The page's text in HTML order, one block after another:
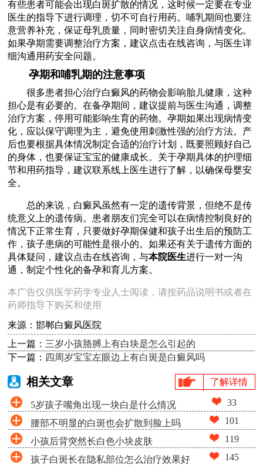
有些患者可能会出现白斑扩散的情况，这时候一定要在专业
医生的指导下进行调理，切不可自行用药。哺乳期间也要注
意营养补充，保证母乳质量，同时密切关注自身病情变化。
如果孕期需要调整治疗方案，建议点击在线咨询，与医生详
细沟通用药安全问题。
孕期和哺乳期的注意事项
很多患者担心治疗白癜风的药物会影响胎儿健康，这种
担心是有必要的。在备孕期间，建议提前与医生沟通，调整
治疗方案，停用可能影响生育的药物。孕期如果出现病情变
化，应以保守调理为主，避免使用刺激性强的治疗方法。产
后也要根据具体情况制定合适的治疗计划，既要照顾好自己
的身体，也要保证宝宝的健康成长。关于孕期具体的护理细
节和用药指导，建议联系线上医生进行了解，以确保母婴安
全。
总的来说，白癜风虽然有一定的遗传背景，但绝不是传
统意义上的遗传病。患者朋友们完全可以在病情控制良好的
情况下正常生育，只要做好孕期保健和孩子出生后的预防工
作，孩子患病的可能性是很小的。如果还有关于遗传方面的
具体疑问，建议点击在线咨询，与本院医生进行一对一沟
通，制定个性化的备孕和育儿方案。
本广告仅供医学药学专业人士阅读，请按药品说明书或者在
药师指导下购买和使用
来源：邯郸白癜风医院
上一篇： 三岁小孩胳膊上有白块是怎么引起的
下一篇： 四周岁宝宝左眼边上有白斑是白癜风吗
相关文章 了解详情
5岁孩子嘴角出现一块白是什么情况 33
腰部不明显的白斑也会扩散到脸上吗 101
小孩后背突然长白色小块皮肤 119
孩子白斑长在隐私部位怎么治疗效果好 145